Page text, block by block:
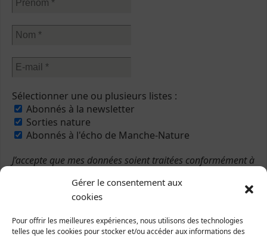
Gérer le consentement aux
cookies
Pour offrir les meilleures expériences, nous utilisons des technologies
telles que les cookies pour stocker et/ou accéder aux informations des
Sélectionner une ou plusieurs listes :
Abonnés à la newsletter
Sorties nature
Abonnés à l'écho de Manche-Nature
J’accepte que mes données soient traitées conformément à